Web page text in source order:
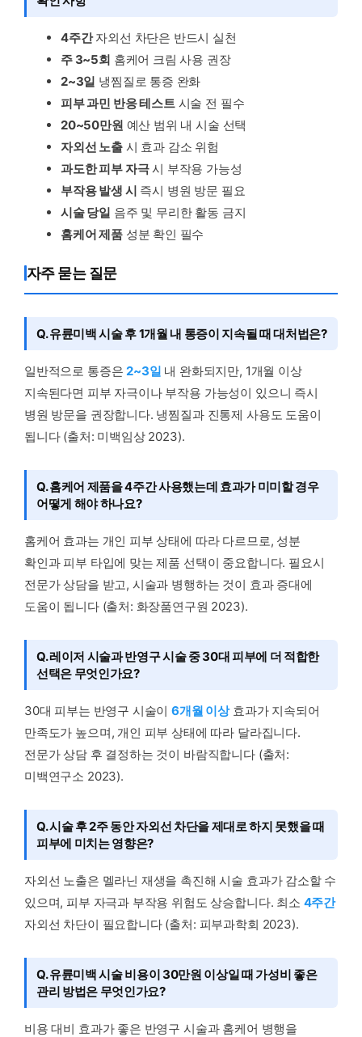
4주간자외선 차단은 반드시 실천
주 3~5회 홈케어 크림 사용 권장
2~3일 냉찜질로 통증 완화
피부 과민 반응 테스트시술 전 필수
20~50만원 예산 범위 내 시술 선택
자외선 노출시 효과 감소 위험
과도한 피부 자극시 부작용 가능성
부작용 발생 시 즉시 병원 방문 필요
시술 당일 음주 및 무리한 활동 금지
홈케어 제품성분 확인 필수
자주 묻는 질문
Q. 유륜미백 시술 후 1개월 내 통증이 지속될 때 대처법은?
일반적으로 통증은 2~3일 내 완화되지만, 1개월 이상
지속된다면 피부 자극이나 부작용 가능성이 있으니 즉시
병원 방문을 권장합니다. 냉찜질과 진통제 사용도 도움이
됩니다 (출처: 미백임상 2023).
Q. 홈케어 제품을 4주간 사용했는데 효과가 미미할 경우
어떻게 해야 하나요?
홈케어 효과는 개인 피부 상태에 따라 다르므로, 성분
확인과 피부 타입에 맞는 제품 선택이 중요합니다. 필요시
전문가 상담을 받고, 시술과 병행하는 것이 효과 증대에
도움이 됩니다 (출처: 화장품연구원 2023).
Q. 레이저 시술과 반영구 시술 중 30대 피부에 더 적합한
선택은 무엇인가요?
30대 피부는 반영구 시술이6개월 이상효과가 지속되어
만족도가 높으며, 개인 피부 상태에 따라 달라집니다.
전문가 상담 후 결정하는 것이 바람직합니다 (출처:
미백연구소 2023).
Q. 시술 후 2주 동안 자외선 차단을 제대로 하지 못했을 때
피부에 미치는 영향은?
자외선 노출은 멜라닌 재생을 촉진해 시술 효과가 감소할 수
있으며, 피부 자극과 부작용 위험도 상승합니다. 최소 4주간
자외선 차단이 필요합니다 (출처: 피부과학회 2023).
Q. 유륜미백 시술 비용이 30만원 이상일 때 가성비 좋은
관리 방법은 무엇인가요?
비용 대비 효과가 좋은 반영구 시술과 홈케어 병행을